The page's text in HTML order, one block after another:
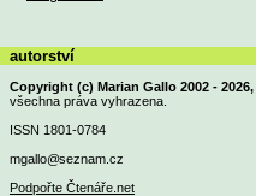
autorství
Copyright (c) Marian Gallo 2002 - 2026,
všechna práva vyhrazena.
ISSN 1801-0784
mgallo@seznam.cz
Podpořte Čtenáře.net